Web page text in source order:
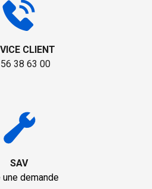
CLIENT
38 63 00
SAV
une demande